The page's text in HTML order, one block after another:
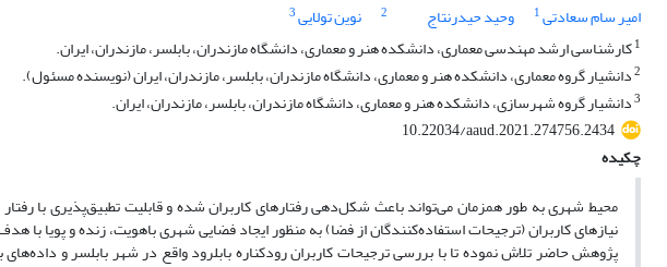
امیر سام سعادتی1 وحید حیدرنتاج 2 نوین تولایی3
1کارشناسی ارشد مهندسی معماری، دانشکده هنر و معماری، دانشگاه مازندران، بابلسر، مازندران، ایران.
2دانشیار گروه معماری، دانشکده هنر و معماری، دانشگاه مازندران، بابلسر، مازندران، ایران (نویسنده مسئول).
3دانشیار گروه شهرسازی، دانشکده هنر و معماری، دانشگاه مازندران، بابلسر، مازندران، ایران.
10.22034/aaud.2021.274756.2434
چکیده
محیط شهری به طور همزمان می‌‌تواند باعث شکل‌‌دهی رفتارهای کاربران شده و قابلیت تطبیق‌‌پذیری با رفتار
نیازهای کاربران (ترجیحات استفاده‌‌کنندگان از فضا) به منظور ایجاد فضایی شهری باهویت، زنده و پویا
پژوهش حاضر تلاش نموده تا با بررسی ترجیحات کاربران رودکناره بابلرود واقع در شهر بابلسر و